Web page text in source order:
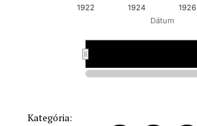
Dátum
1922 1924 1926
Kategória: